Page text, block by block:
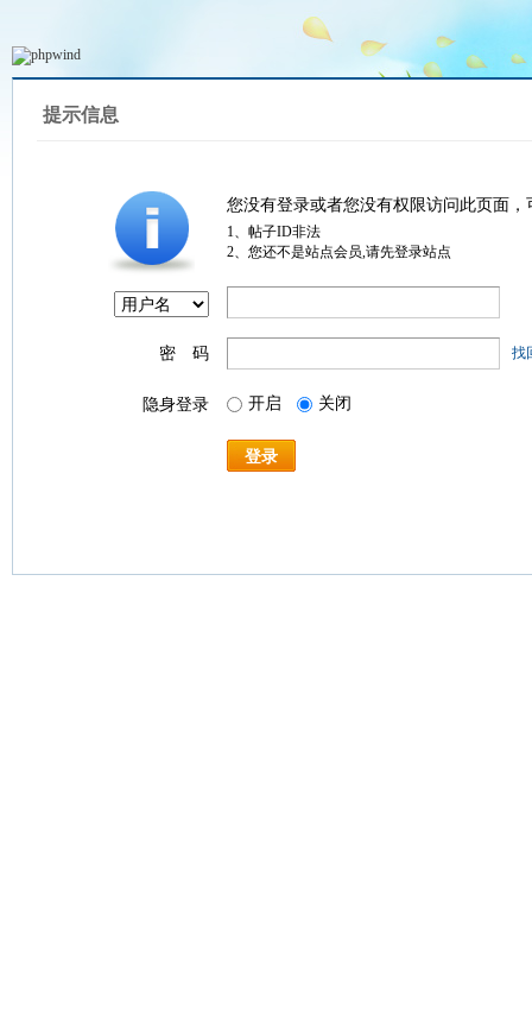
提示信息
您没有登录或者您没有权限访问此页面
1、帖子ID非法
2、您还不是站点会员,请先登录站点
密 码 找
隐身登录 开启 关闭
登录